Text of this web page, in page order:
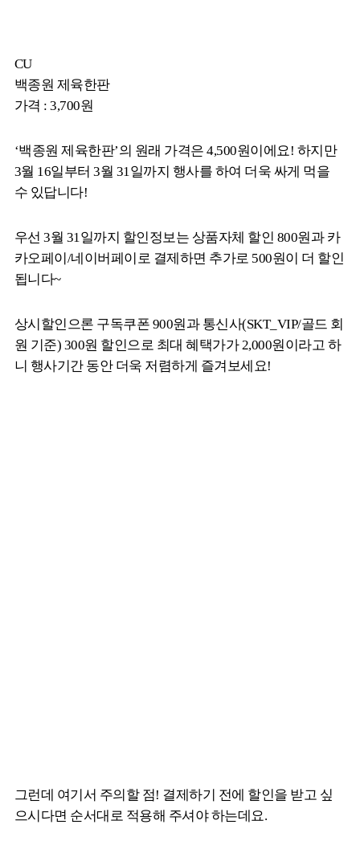
CU
백종원 제육한판
가격 : 3,700원
‘백종원 제육한판’의 원래 가격은 4,500원이에요! 하지만
3월 16일부터 3월 31일까지 행사를 하여 더욱 싸게 먹을
수 있답니다!
우선 3월 31일까지 할인정보는 상품자체 할인 800원과 카
카오페이/네이버페이로 결제하면 추가로 500원이 더 할인
됩니다~
상시할인으론 구독쿠폰 900원과 통신사(SKT_VIP/골드 회
원 기준) 300원 할인으로 최대 혜택가가 2,000원이라고 하
니 행사기간 동안 더욱 저렴하게 즐겨보세요!
그런데 여기서 주의할 점! 결제하기 전에 할인을 받고 싶
으시다면 순서대로 적용해 주셔야 하는데요.